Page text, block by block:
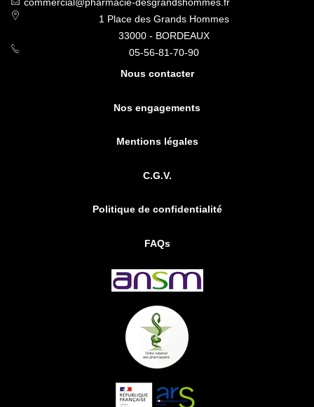
1 Place des Grands Hommes
33000 - BORDEAUX
05-56-81-70-90
Nous contacter
Nos engagements
Mentions légales
C.G.V.
Politique de confidentialité
FAQs